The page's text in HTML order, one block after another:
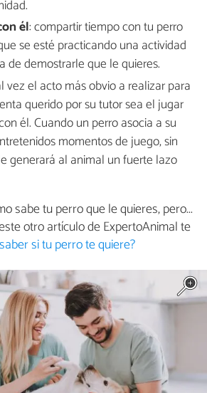
él: compartir tiempo con tu perro
se esté practicando una actividad
de demostrarle que le quieres.
vez el acto más obvio a realizar para
querido por su tutor sea el jugar
él. Cuando un perro asocia a su
momentos de juego, sin
generará al animal un fuerte lazo
sabe tu perro que le quieres, pero...
otro artículo de ExpertoAnimal te
si tu perro te quiere?